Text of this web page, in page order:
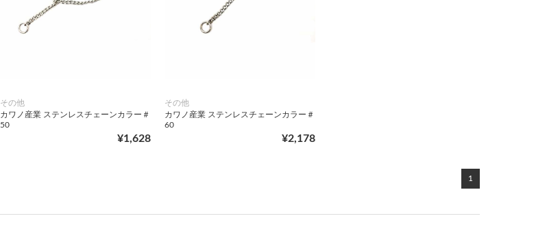
その他
カワノ産業 ステンレスチェーンカラー＃
50
¥1,628
その他
カワノ産業 ステンレスチェーンカラー＃
60
¥2,178
1